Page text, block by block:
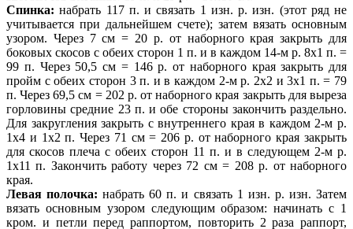
Спинка: набрать 117 п. и связать 1 изн. р. изн. (этот ряд не
учитывается при дальнейшем счете); затем вязать основным
узором. Через 7 см = 20 р. от наборного края закрыть для
боковых скосов с обеих сторон 1 п. и в каждом 14-м р. 8х1 п. =
99 п. Через 50,5 см = 146 р. от наборного края закрыть для
пройм с обеих сторон 3 п. и в каждом 2-м р. 2х2 и 3х1 п. = 79
п. Через 69,5 см = 202 р. от наборного края закрыть для выреза
горловины средние 23 п. и обе стороны закончить раздельно.
Для закругления закрыть с внутреннего края в каждом 2-м р.
1х4 и 1х2 п. Через 71 см = 206 р. от наборного края закрыть
для скосов плеча с обеих сторон 11 п. и в следующем 2-м р.
1х11 п. Закончить работу через 72 см = 208 р. от наборного
края.
Левая полочка: набрать 60 п. и связать 1 изн. р. изн. Затем
вязать основным узором следующим образом: начинать с 1
кром. и петли перед раппортом, повторить 2 раза раппорт,